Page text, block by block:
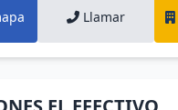
Llamar